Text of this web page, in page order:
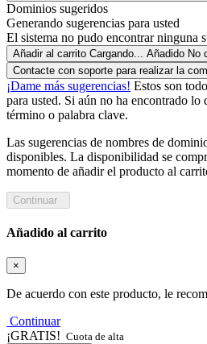
Dominios sugeridos
Generando sugerencias para usted
El sistema no pudo encontrar ninguna
Añadir al carrito Cargando... Añadido No
Contacte con soporte para realizar la
¡Dame más sugerencias! Estos son
para usted. Si aún no ha encontrado lo
término o palabra clave.
Las sugerencias de nombres de
disponibles. La disponibilidad se
momento de añadir el producto al
Añadido al carrito
×
De acuerdo con este producto, le
Continuar
¡GRATIS! Cuota de alta